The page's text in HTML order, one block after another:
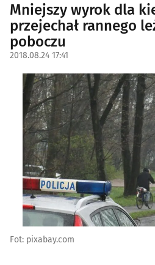
Mniejszy wyrok dla
przejechał rannego
poboczu
2018.08.24 17:41
Fot: pixabay.com